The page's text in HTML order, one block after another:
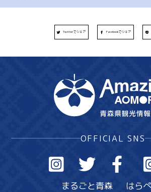
Twitterでシェア Facebookでシェア
OFFICIAL SNS
まるごと青森 はら